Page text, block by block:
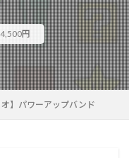
円
オ】パワーアップバンド